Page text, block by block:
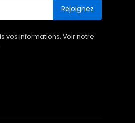
Rejoignez
vos informations. Voir notre